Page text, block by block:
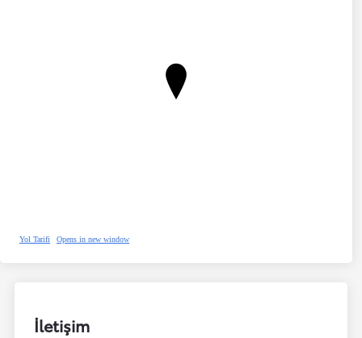
Yol Tarifi Opens in new window
İletişim